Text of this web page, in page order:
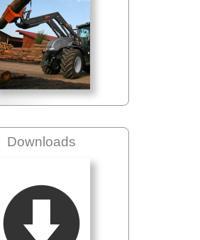
Downloads